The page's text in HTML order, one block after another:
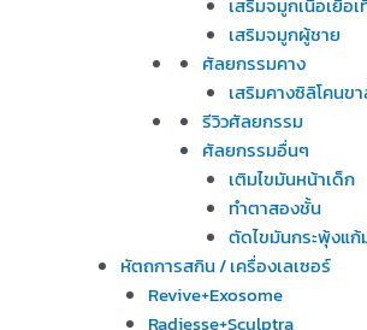
เสริมจมูกผู้ชาย
ศัลยกรรมคาง
เสริมคางซิลิโคนข
รีวิวศัลยกรรม
ศัลยกรรมอื่นๆ
เติมไขมันหน้าเด็ก
ทำตาสองชั้น
ตัดไขมันกระพุ้งแก้
หัตถการสกิน / เครื่องเลเซอร์
Revive+Exosome
Radiesse+Sculptra